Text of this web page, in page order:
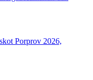
Porprov 2026,